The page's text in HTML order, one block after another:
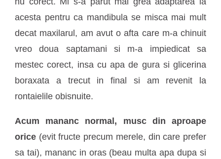
acesta pentru ca mandibula se misca mai mult
decat maxilarul, am avut o afta care m-a chinuit
vreo doua saptamani si m-a impiedicat sa
mestec corect, insa cu apa de gura si glicerina
boraxata a trecut in final si am revenit la
rontaielile obisnuite.
Acum mananc normal, musc din aproape
orice (evit fructe precum merele, din care prefer
sa tai), mananc in oras (beau multa apa dupa si